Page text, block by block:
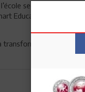
secondaire
Education a été
transformation digitale
Envoyer à